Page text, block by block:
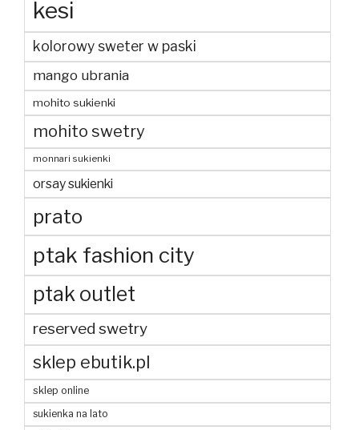
kesi
kolorowy sweter w paski
mango ubrania
mohito sukienki
mohito swetry
monnari sukienki
orsay sukienki
prato
ptak fashion city
ptak outlet
reserved swetry
sklep ebutik.pl
sklep online
sukienka na lato